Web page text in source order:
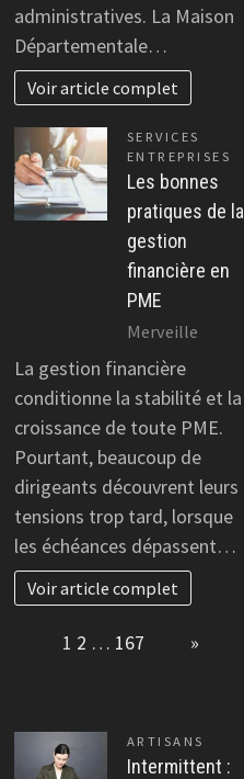
administratives. La Maison
Départementale…
Voir article complet
SERVICES
ENTREPRISES
Les bonnes
pratiques de la
gestion
financière en
PME
Merveille
La gestion financière
conditionne la stabilité et la
croissance de toute PME.
Pourtant, beaucoup de
dirigeants découvrent leurs
tensions trop tard, lorsque
les échéances dépassent…
Voir article complet
1 2 … 167 »
ARTISANS
Intermittent :